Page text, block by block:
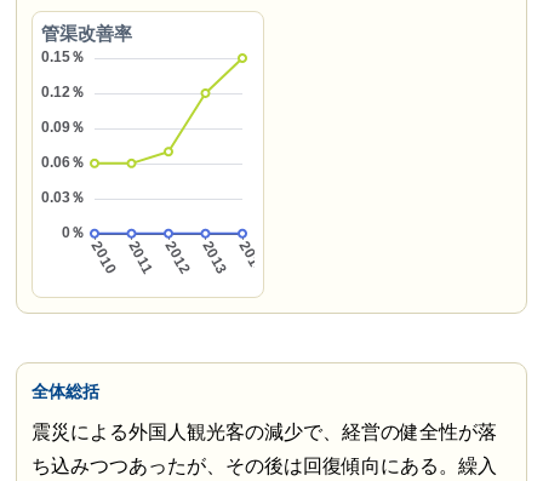
管渠改善率
全体総括
震災による外国人観光客の減少で、経営の健全性が落
ち込みつつあったが、その後は回復傾向にある。繰入